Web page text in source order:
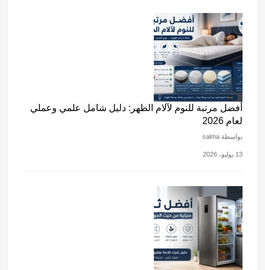
أفضل مرتبة للنوم لآلام الظهر: دليل شامل علمي وعملي
لعام 2026
بواسطة salma
13 يوليو، 2026